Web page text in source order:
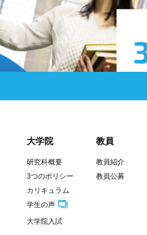
大学院
研究科概要
3つのポリシー
カリキュラム
学生の声
大学院入試
教員
教員紹介
教員公募